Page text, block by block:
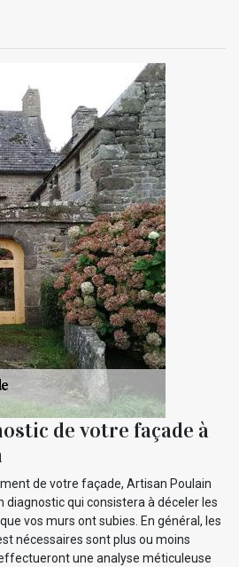
de votre façade à
de votre façade, Artisan Poulain
diagnostic qui consistera à déceler les
vos murs ont subies. En général, les
nécessaires sont plus ou moins
une analyse méticuleuse